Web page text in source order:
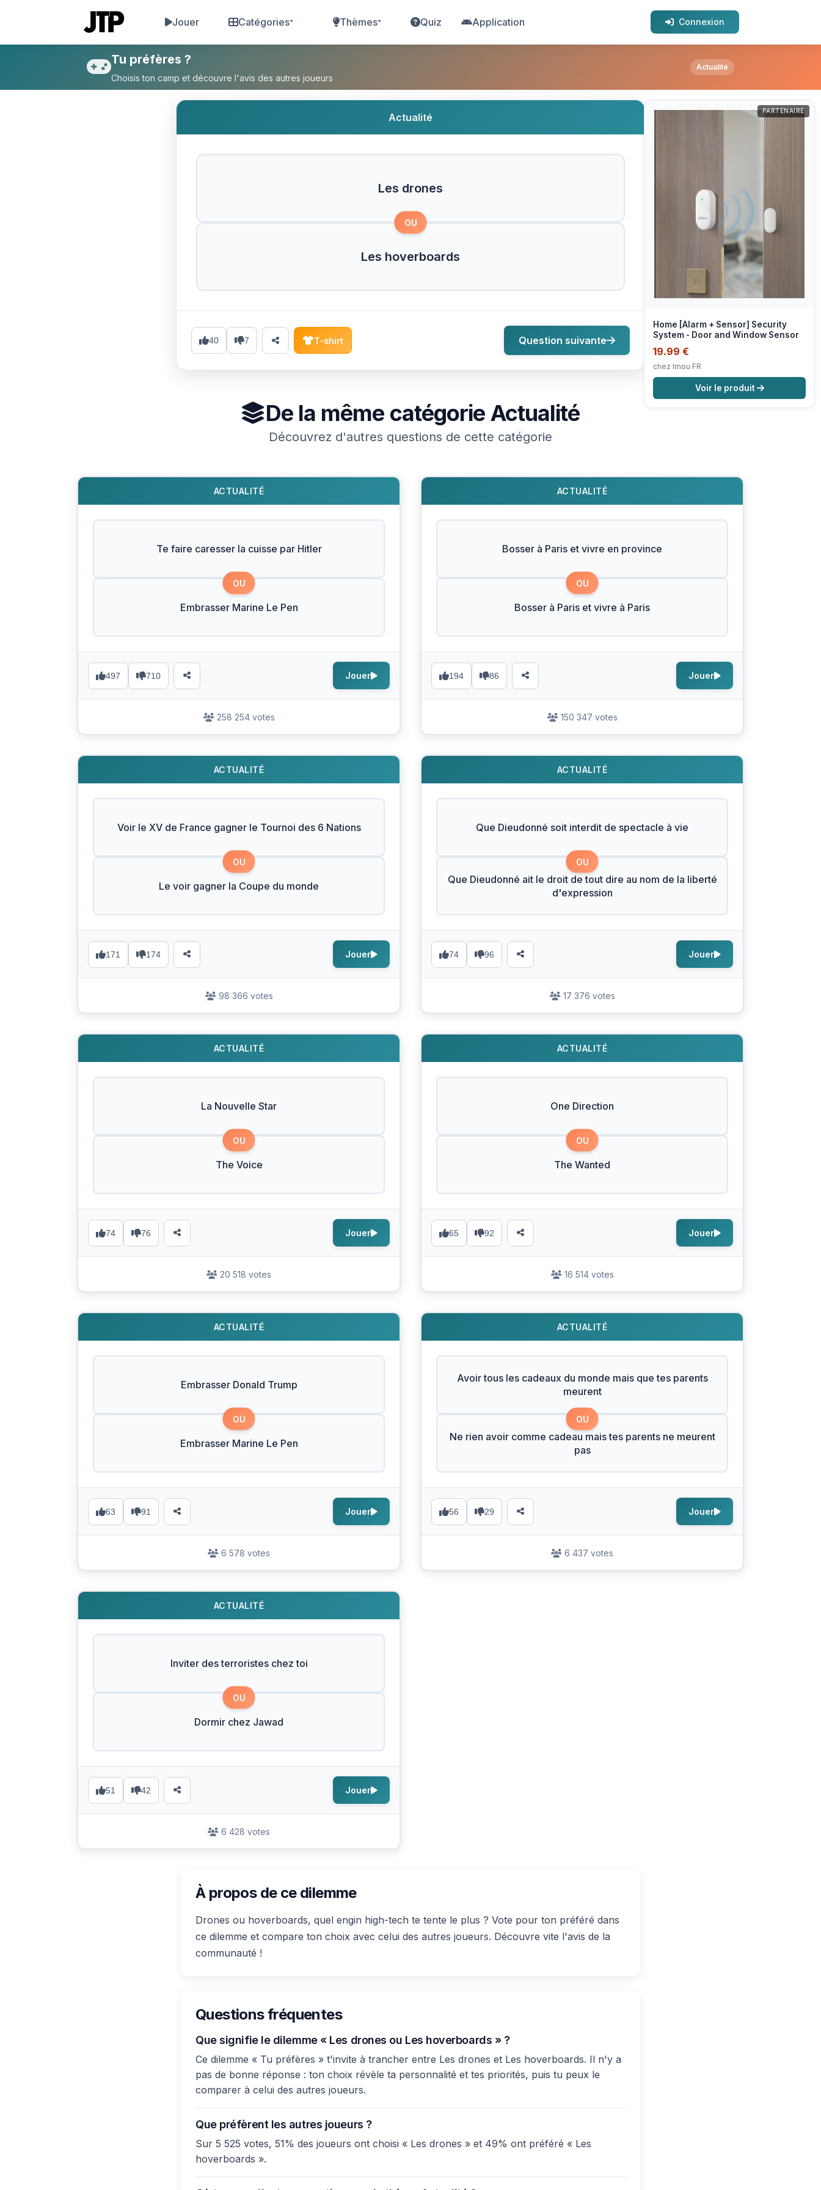
Jouer Catégories Thèmes Quiz Application Connexion
Tu préfères Les drones ou Les hoverboards ?
Tu préfères ?
Choisis ton camp et découvre l'avis des autres joueurs
Actualité
Actualité
Les drones
OU
Les hoverboards
40 7 T-shirt Question suivante
PARTENAIRE
Home [Alarm + Sensor] Security
System - Door and Window Sensor
19.99 €
chez Imou FR
Voir le produit
De la même catégorie Actualité
Découvrez d'autres questions de cette catégorie
ACTUALITÉ
Te faire caresser la cuisse par Hitler
OU
Embrasser Marine Le Pen
497 710 Jouer
258 254 votes
ACTUALITÉ
Bosser à Paris et vivre en province
OU
Bosser à Paris et vivre à Paris
194 86 Jouer
150 347 votes
ACTUALITÉ
Voir le XV de France gagner le Tournoi des 6 Nations
OU
Le voir gagner la Coupe du monde
171 174 Jouer
98 366 votes
ACTUALITÉ
Que Dieudonné soit interdit de spectacle à vie
OU
Que Dieudonné ait le droit de tout dire au nom de la liberté
d'expression
74 96 Jouer
17 376 votes
ACTUALITÉ
La Nouvelle Star
OU
The Voice
74 76 Jouer
20 518 votes
ACTUALITÉ
One Direction
OU
The Wanted
65 92 Jouer
16 514 votes
ACTUALITÉ
Embrasser Donald Trump
OU
Embrasser Marine Le Pen
63 91 Jouer
6 578 votes
ACTUALITÉ
Avoir tous les cadeaux du monde mais que tes parents
meurent
OU
Ne rien avoir comme cadeau mais tes parents ne meurent
pas
56 29 Jouer
6 437 votes
ACTUALITÉ
Inviter des terroristes chez toi
OU
Dormir chez Jawad
51 42 Jouer
6 428 votes
À propos de ce dilemme
Drones ou hoverboards, quel engin high-tech te tente le plus ? Vote pour ton préféré dans
ce dilemme et compare ton choix avec celui des autres joueurs. Découvre vite l'avis de la
communauté !
Questions fréquentes
Que signifie le dilemme « Les drones ou Les hoverboards » ?
Ce dilemme « Tu préfères » t'invite à trancher entre Les drones et Les hoverboards. Il n'y a
pas de bonne réponse : ton choix révèle ta personnalité et tes priorités, puis tu peux le
comparer à celui des autres joueurs.
Que préfèrent les autres joueurs ?
Sur 5 525 votes, 51% des joueurs ont choisi « Les drones » et 49% ont préféré « Les
hoverboards ».